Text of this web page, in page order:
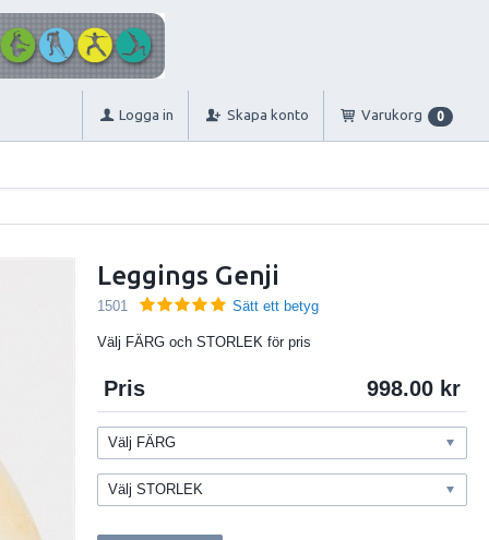
Logga in Skapa konto Varukorg 0
Leggings Genji
1501 Sätt ett betyg
Välj FÄRG och STORLEK för pris
Pris 998.00